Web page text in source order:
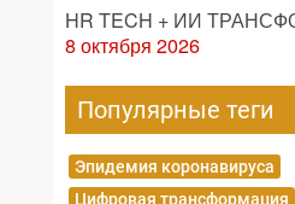
HR TECH + ИИ
8 октября 2026
Популярные теги
Эпидемия коронавируса
Цифровая трансформация